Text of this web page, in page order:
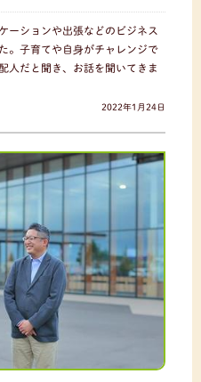
ーションや出張などのビジネス
。子育てや自身がチャレンジで
人だと聞き、お話を聞いてきま
2022年1月24日